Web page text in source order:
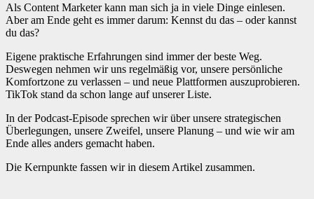
Als Content Marketer kann man sich ja in viele Dinge einlesen.
Aber am Ende geht es immer darum: Kennst du das – oder kannst
du das?
Eigene praktische Erfahrungen sind immer der beste Weg.
Deswegen nehmen wir uns regelmäßig vor, unsere persönliche
Komfortzone zu verlassen – und neue Plattformen auszuprobieren.
TikTok stand da schon lange auf unserer Liste.
In der Podcast-Episode sprechen wir über unsere strategischen
Überlegungen, unsere Zweifel, unsere Planung – und wie wir am
Ende alles anders gemacht haben.
Die Kernpunkte fassen wir in diesem Artikel zusammen.